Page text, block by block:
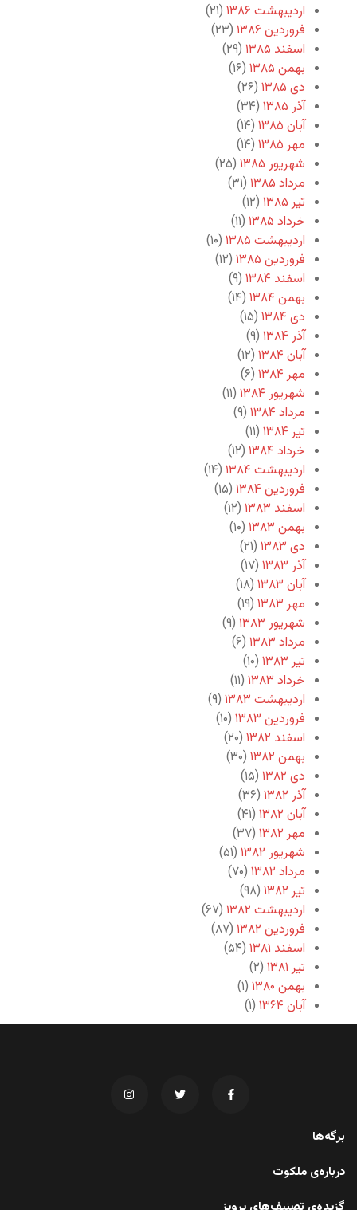
اردیبهشت ۱۳۸۶
(۲۱)
فروردین ۱۳۸۶
(۲۳)
اسفند ۱۳۸۵
(۲۹)
بهمن ۱۳۸۵
(۱۶)
دی ۱۳۸۵
(۲۶)
آذر ۱۳۸۵
(۳۴)
آبان ۱۳۸۵
(۱۴)
مهر ۱۳۸۵
(۱۴)
شهریور ۱۳۸۵
(۲۵)
مرداد ۱۳۸۵
(۳۱)
تیر ۱۳۸۵
(۱۲)
خرداد ۱۳۸۵
(۱۱)
اردیبهشت ۱۳۸۵
(۱۰)
فروردین ۱۳۸۵
(۱۲)
اسفند ۱۳۸۴
(۹)
بهمن ۱۳۸۴
(۱۴)
دی ۱۳۸۴
(۱۵)
آذر ۱۳۸۴
(۹)
آبان ۱۳۸۴
(۱۲)
مهر ۱۳۸۴
(۶)
شهریور ۱۳۸۴
(۱۱)
مرداد ۱۳۸۴
(۹)
تیر ۱۳۸۴
(۱۱)
خرداد ۱۳۸۴
(۱۲)
اردیبهشت ۱۳۸۴
(۱۴)
فروردین ۱۳۸۴
(۱۵)
اسفند ۱۳۸۳
(۱۲)
بهمن ۱۳۸۳
(۱۰)
دی ۱۳۸۳
(۲۱)
آذر ۱۳۸۳
(۱۷)
آبان ۱۳۸۳
(۱۸)
مهر ۱۳۸۳
(۱۹)
شهریور ۱۳۸۳
(۹)
مرداد ۱۳۸۳
(۶)
تیر ۱۳۸۳
(۱۰)
خرداد ۱۳۸۳
(۱۱)
اردیبهشت ۱۳۸۳
(۹)
فروردین ۱۳۸۳
(۱۰)
اسفند ۱۳۸۲
(۲۰)
بهمن ۱۳۸۲
(۳۰)
دی ۱۳۸۲
(۱۵)
آذر ۱۳۸۲
(۳۶)
آبان ۱۳۸۲
(۴۱)
مهر ۱۳۸۲
(۳۷)
شهریور ۱۳۸۲
(۵۱)
مرداد ۱۳۸۲
(۷۰)
تیر ۱۳۸۲
(۹۸)
اردیبهشت ۱۳۸۲
(۶۷)
فروردین ۱۳۸۲
(۸۷)
اسفند ۱۳۸۱
(۵۴)
تیر ۱۳۸۱
(۲)
بهمن ۱۳۸۰
(۱)
آبان ۱۳۶۴
(۱)
برگه‌ها
درباره‌ی ملکوت